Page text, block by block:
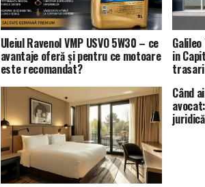
Uleiul Ravenol VMP USVO 5W30 – ce
avantaje oferă și pentru ce motoare
este recomandat?
in
Când